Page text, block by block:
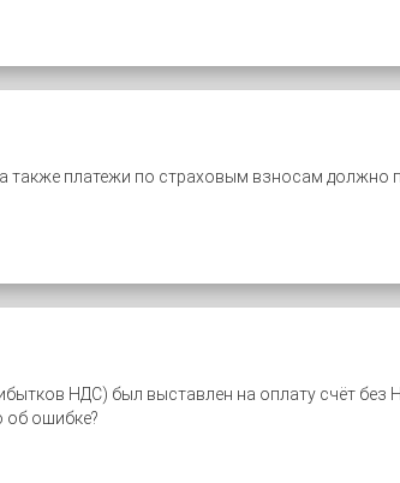
также платежи по страховым взносам
НДС) был выставлен на оплату счёт
об ошибке?